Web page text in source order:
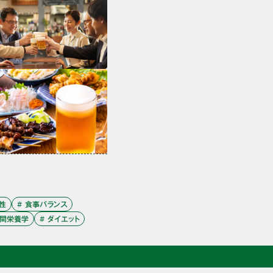
# 食事バランス
栄養学 # ダイエット